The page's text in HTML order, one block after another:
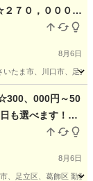
７０，０００円
女性も活躍中！
庭師☆造園☆植
8月6日
たま市、川口市、足
、000円～50
も選べます！植
気さえあれば
！！やりがい
8月6日
、足立区、葛飾区 勤